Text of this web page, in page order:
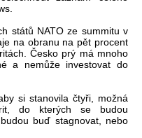
států NATO ze summitu v
na obranu na pět procent
Česko prý má mnoho
a nemůže investovat do
si stanovila čtyři, možná
do kterých se budou
buď stagnovat, nebo